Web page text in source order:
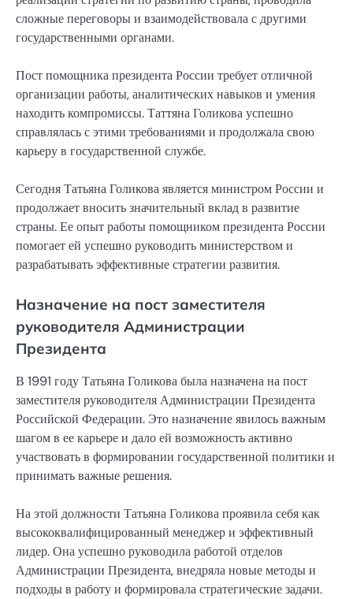
сложные переговоры и взаимодействовала с другими
государственными органами.
Пост помощника президента России требует отличной
организации работы, аналитических навыков и умения
находить компромиссы. Таттяна Голикова успешно
справлялась с этими требованиями и продолжала свою
карьеру в государственной службе.
Сегодня Татьяна Голикова является министром России и
продолжает вносить значительный вклад в развитие
страны. Ее опыт работы помощником президента России
помогает ей успешно руководить министерством и
разрабатывать эффективные стратегии развития.
Назначение на пост заместителя
руководителя Администрации
Президента
В 1991 году Татьяна Голикова была назначена на пост
заместителя руководителя Администрации Президента
Российской Федерации. Это назначение явилось важным
шагом в ее карьере и дало ей возможность активно
участвовать в формировании государственной политики и
принимать важные решения.
На этой должности Татьяна Голикова проявила себя как
высококвалифицированный менеджер и эффективный
лидер. Она успешно руководила работой отделов
Администрации Президента, внедряла новые методы и
подходы в работу и формировала стратегические задачи.